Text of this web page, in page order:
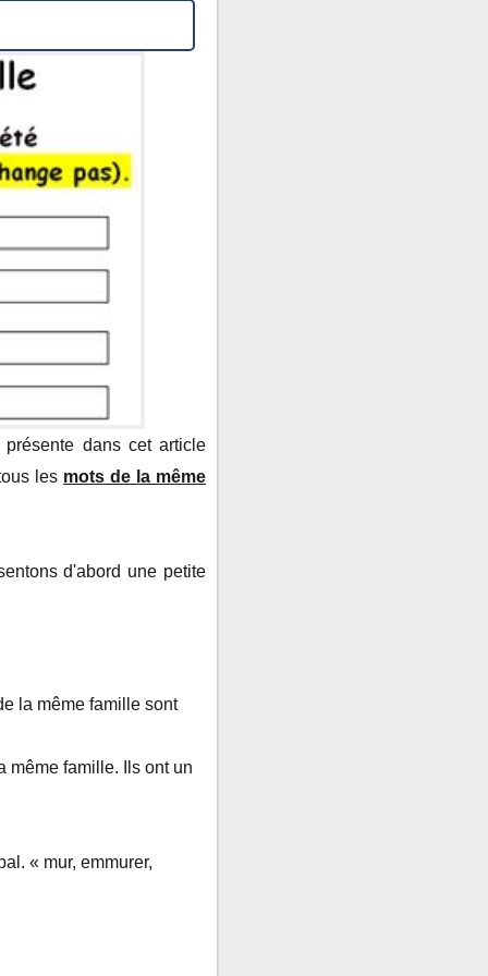
dans cet article
les mots de la même
d'abord une petite
la même famille sont
même famille. Ils ont un
« mur, emmurer,